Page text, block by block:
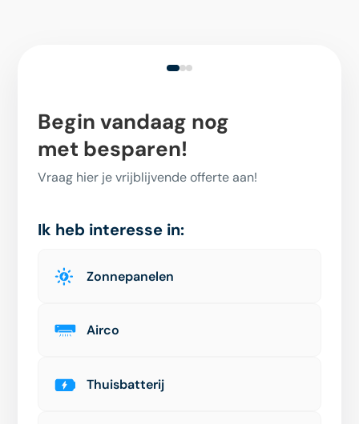
Begin vandaag nog
met besparen!
Vraag hier je vrijblijvende offerte aan!
Ik heb interesse in:
Zonnepanelen
Airco
Thuisbatterij